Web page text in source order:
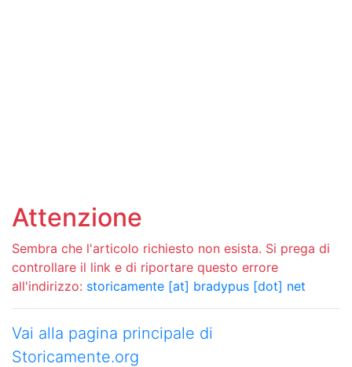
Attenzione
Sembra che l'articolo richiesto non esista. Si prega di
controllare il link e di riportare questo errore
all'indirizzo: storicamente [at] bradypus [dot] net
Vai alla pagina principale di
Storicamente.org